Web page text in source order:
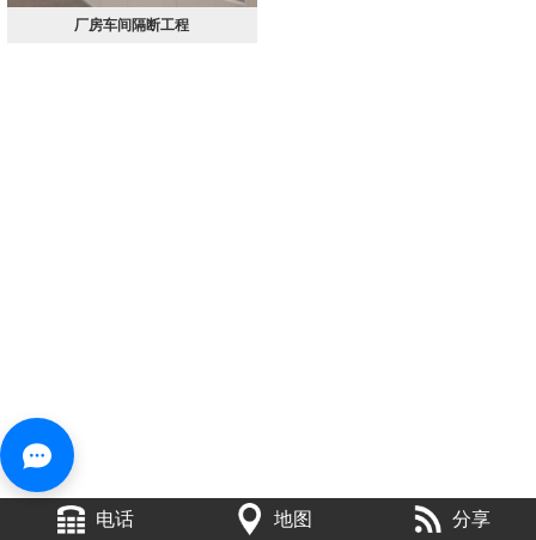
厂房车间隔断工程
电话 地图 分享